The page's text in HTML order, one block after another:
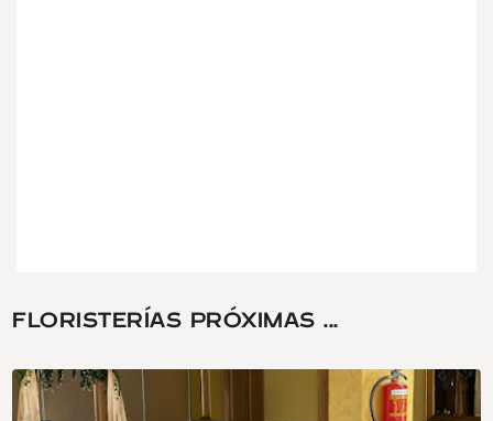
FLORISTERÍAS PRÓXIMAS ...